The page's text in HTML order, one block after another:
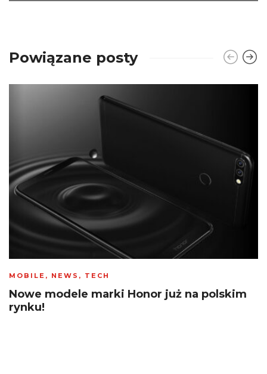
Powiązane posty
MOBILE , NEWS , TECH
Nowe modele marki Honor już na polskim
rynku!